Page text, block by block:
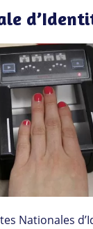
Nationales